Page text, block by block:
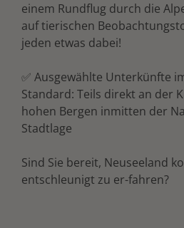
einem Rundflug durch die
auf tierischen
jeden etwas dabei!
✅ Ausgewählte Unterkünfte
Standard: Teils direkt an der
hohen Bergen inmitten der
Stadtlage
Sind Sie bereit, Neuseeland
entschleunigt zu er-fahren?